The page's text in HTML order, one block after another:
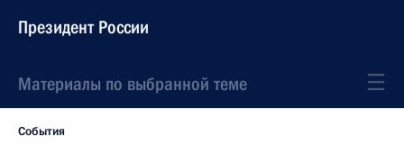
Президент России
Материалы по выбранной теме
События